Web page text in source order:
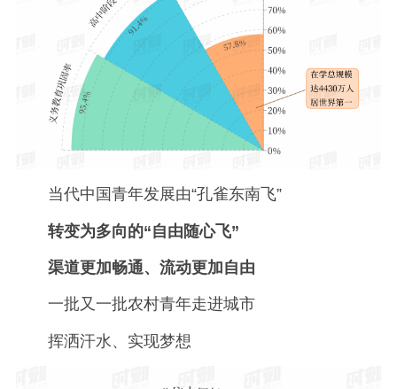
当代中国青年发展由“孔雀东南飞”
转变为多向的“自由随心飞”
渠道更加畅通、流动更加自由
一批又一批农村青年走进城市
挥洒汗水、实现梦想